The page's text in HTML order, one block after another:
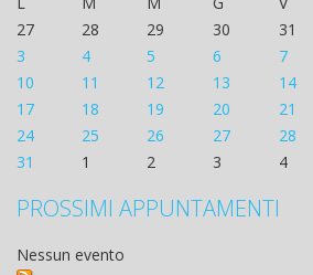
27
28 29 30 31
3
4 5 6 7
10
11 12 13 14
17
18 19 20 21
24
25 26 27 28
31
1 2 3 4
PROSSIMI APPUNTAMENTI
Nessun evento